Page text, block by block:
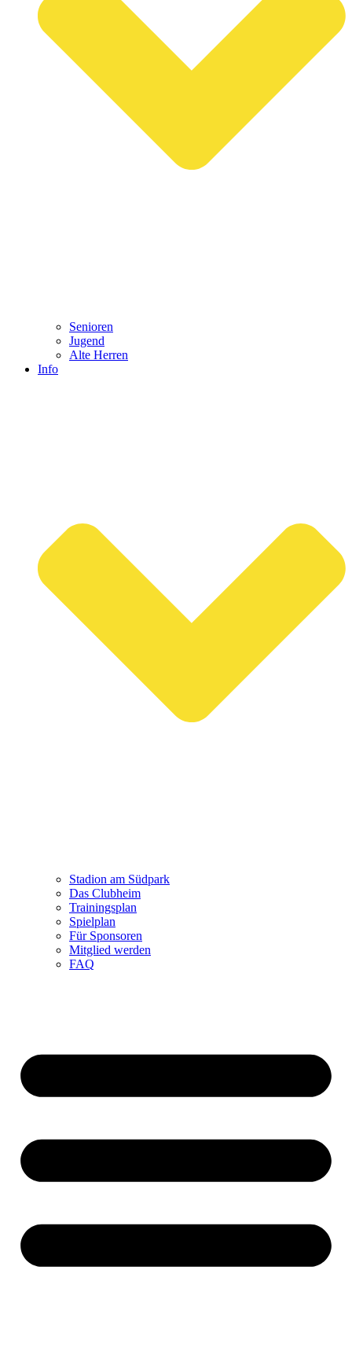
Senioren
Jugend
Alte Herren
Info
Stadion am Südpark
Das Clubheim
Trainingsplan
Spielplan
Für Sponsoren
Mitglied werden
FAQ